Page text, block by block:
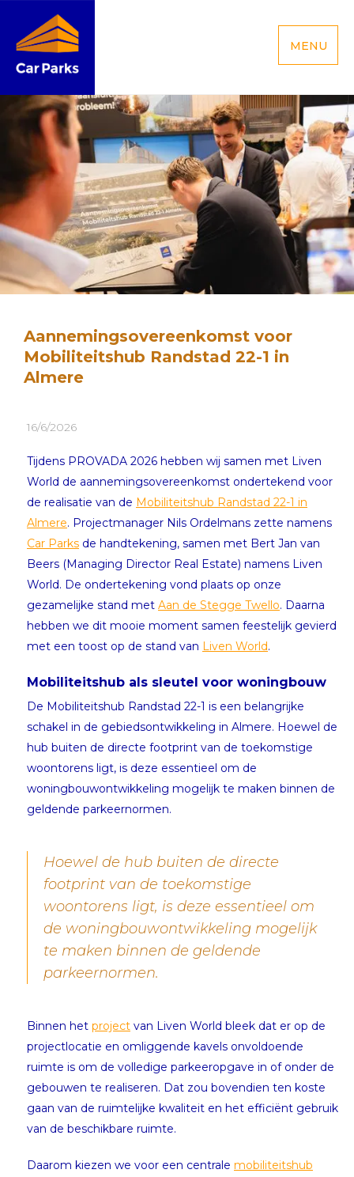
MENU
Aannemingsovereenkomst voor
Mobiliteitshub Randstad 22-1 in
Almere
16/6/2026
Tijdens PROVADA 2026 hebben wij samen met Liven
World de aannemingsovereenkomst ondertekend voor
de realisatie van de Mobiliteitshub Randstad 22-1 in
Almere. Projectmanager Nils Ordelmans zette namens
Car Parks de handtekening, samen met Bert Jan van
Beers (Managing Director Real Estate) namens Liven
World. De ondertekening vond plaats op onze
gezamelijke stand met Aan de Stegge Twello. Daarna
hebben we dit mooie moment samen feestelijk gevierd
met een toost op de stand van Liven World.
Mobiliteitshub als sleutel voor woningbouw
De Mobiliteitshub Randstad 22-1 is een belangrijke
schakel in de gebiedsontwikkeling in Almere. Hoewel de
hub buiten de directe footprint van de toekomstige
woontorens ligt, is deze essentieel om de
woningbouwontwikkeling mogelijk te maken binnen de
geldende parkeernormen.
Hoewel de hub buiten de directe
footprint van de toekomstige
woontorens ligt, is deze essentieel om
de woningbouwontwikkeling mogelijk
te maken binnen de geldende
parkeernormen.
Binnen het project van Liven World bleek dat er op de
projectlocatie en omliggende kavels onvoldoende
ruimte is om de volledige parkeeropgave in of onder de
gebouwen te realiseren. Dat zou bovendien ten koste
gaan van de ruimtelijke kwaliteit en het efficiënt gebruik
van de beschikbare ruimte.
Daarom kiezen we voor een centrale mobiliteitshub